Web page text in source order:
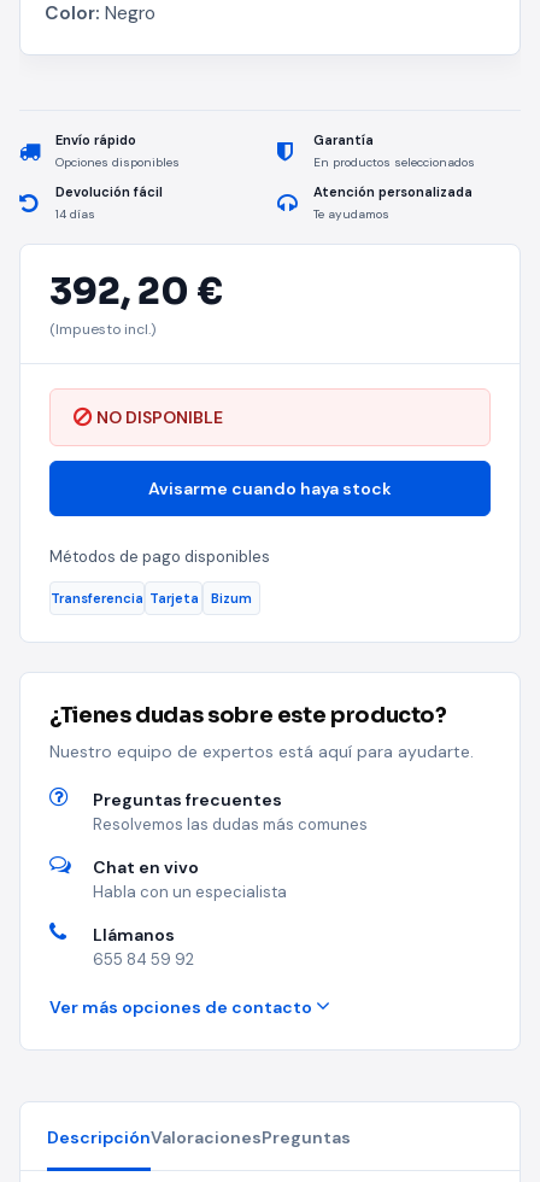
Color: Negro
Envío rápido
Opciones disponibles
Garantía
En productos seleccionados
Devolución fácil
14 días
Atención personalizada
Te ayudamos
392,20 €
(Impuesto incl.)
NO DISPONIBLE
Avisarme cuando haya stock
Métodos de pago disponibles
Transferencia Tarjeta Bizum
¿Tienes dudas sobre este producto?
Nuestro equipo de expertos está aquí para ayudarte.
Preguntas frecuentes
Resolvemos las dudas más comunes
Chat en vivo
Habla con un especialista
Llámanos
655 84 59 92
Ver más opciones de contacto
DescripciónValoracionesPreguntas